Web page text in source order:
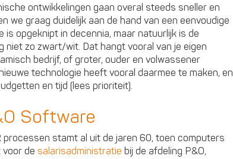
ontwikkelingen gaan overal steeds sneller en
we graag duidelijk aan de hand van een eenvoudige
is opgeknipt in decennia, maar natuurlijk is de
niet zo zwart/wit. Dat hangt vooral van je eigen
bedrijf, of groter, ouder en volwassener
technologie heeft vooral daarmee te maken, en
en tijd (lees prioriteit).
Software
stamt al uit de jaren 60, toen computers
de salarisadministratie bij de afdeling P&O,